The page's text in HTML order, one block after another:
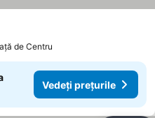
de Centru
Vedeți prețurile